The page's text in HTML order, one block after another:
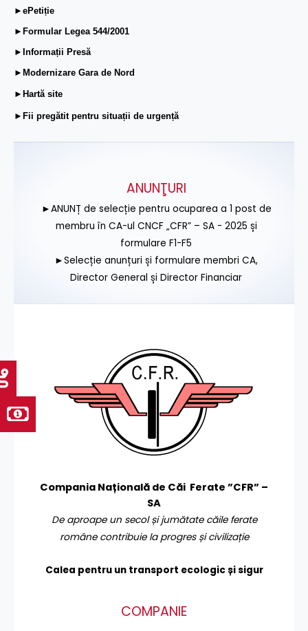
►ePetiție
►Formular Legea 544/2001
►Informații Presă
►Modernizare Gara de Nord
►Hartă site
►Fii pregătit pentru situații de urgență
ANUNŢURI
►ANUNȚ de selecție pentru ocuparea a 1 post de
membru în CA-ul CNCF „CFR” – SA - 2025 și
formulare F1-F5
►Selecție anunțuri și formulare membri CA,
Director General și Director Financiar
Compania Națională de Căi Ferate ”CFR” –
SA
De aproape un secol și jumătate căile ferate
române contribuie la progres și civilizație
Calea pentru un transport ecologic și sigur
COMPANIE